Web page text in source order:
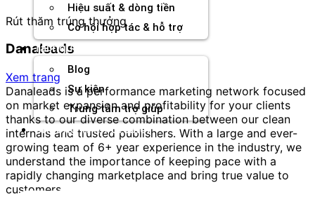
Hiệu suất & dòng tiền
Cơ hội hợp tác & hỗ trợ
Tài nguyên
Blog
Sự kiện
Trung tâm trợ giúp
Chương Trình Creator
Rút thăm trúng thưởng
Danaleads
Xem trang
Danaleads is a performance marketing network focused
on market expansion and profitability for your clients
thanks to our diverse combination between our clean
internals and trusted publishers. With a large and ever-
growing team of 6+ year experience in the industry, we
understand the importance of keeping pace with a
rapidly changing marketplace and bring true value to
customers.